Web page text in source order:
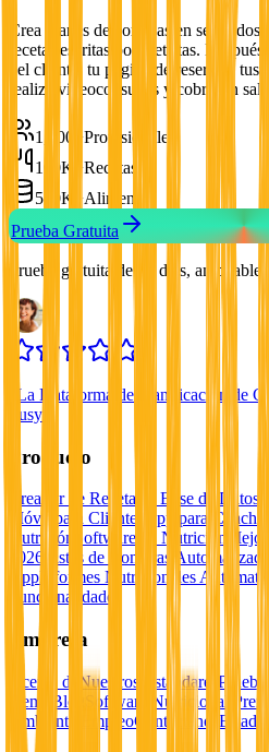
Crea planes de comidas en segundos
recetas escritas por dietistas.
del cliente, tu página de reservas,
realiza videoconsultas y cobra sin
1,000+Profesionales
100K+Recetas
500K+Alimentos
Prueba Gratuita
Prueba gratuita de 10 días, ampliable
La Plataforma de Planificación de
Susy
Producto
Creador de Recetas y Base de Datos
Móvil para Clientes App para Coaches
Nutrición
Software de Nutrición
2026
Listas de Compras Automatizadas
AppInformes Nutricionales
Funcionalidades
Empresa
Acerca de Nuestros Estándares
Demo
Blog Software Nutricional
Ambiental
EmpleoContáctanos